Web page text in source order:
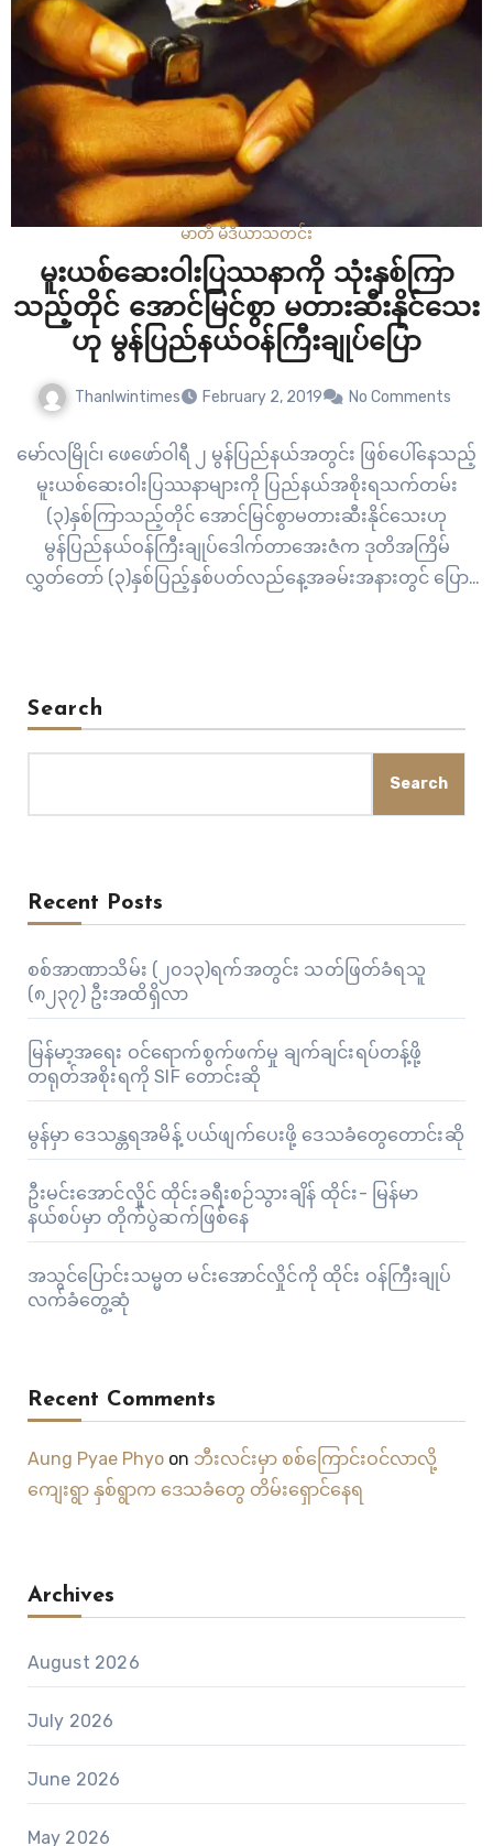
မာတီ မီဒီယာသတင်း
မူးယစ်ဆေးဝါးပြဿနာကို သုံးနှစ်ကြာ
သည့်တိုင် အောင်မြင်စွာ မတားဆီးနိုင်သေး
ဟု မွန်ပြည်နယ်ဝန်ကြီးချုပ်ပြော
Thanlwintimes February 2, 2019 No Comments
မော်လမြိုင်၊ ဖေဖော်ဝါရီ ၂ မွန်ပြည်နယ်အတွင်း ဖြစ်ပေါ်နေသည့်
မူးယစ်ဆေးဝါးပြဿနာများကို ပြည်နယ်အစိုးရသက်တမ်း
(၃)နှစ်ကြာသည့်တိုင် အောင်မြင်စွာမတားဆီးနိုင်သေးဟု
မွန်ပြည်နယ်ဝန်ကြီးချုပ်ဒေါက်တာအေးဇံက ဒုတိအကြိမ်
လွှတ်တော် (၃)နှစ်ပြည့်နှစ်ပတ်လည်နေ့အခမ်းအနားတွင် ပြော
အေးဇံက ပြောသည်။ “ကျွန်တော်တို့အစိုးရအဖွဲ့ရဲ့ အရေးယူ
ဆောင်ရွက်မှုတွေဟာ အင်မတန်ကိုများပြားတယ်ဆိုပေမယ့်လည်း
ထိန်းချုပ်နိုင်တဲ့အခြေအနေပဲရှိပြီးတော့ ပိုပြီးတိုးတက်အောင်မြင်
Search
Search
Recent Posts
စစ်အာဏာသိမ်း (၂၀၁၃)ရက်အတွင်း သတ်ဖြတ်ခံရသူ
(၈၂၃၇) ဦးအထိရှိလာ
မြန်မာ့အရေး ဝင်ရောက်စွက်ဖက်မှု ချက်ချင်းရပ်တန့်ဖို့
တရုတ်အစိုးရကို SIF တောင်းဆို
မွန်မှာ ဒေသန္တရအမိန့် ပယ်ဖျက်ပေးဖို့ ဒေသခံတွေတောင်းဆို
ဦးမင်းအောင်လှိုင် ထိုင်းခရီးစဉ်သွားချိန် ထိုင်း- မြန်မာ
နယ်စပ်မှာ တိုက်ပွဲဆက်ဖြစ်နေ
အသွင်ပြောင်းသမ္မတ မင်းအောင်လှိုင်ကို ထိုင်း ဝန်ကြီးချုပ်
လက်ခံတွေ့ဆုံ
Recent Comments
Aung Pyae Phyoon ဘီးလင်းမှာ စစ်ကြောင်းဝင်လာလို့
ကျေးရွာ နှစ်ရွာက ဒေသခံတွေ တိမ်းရှောင်နေရ
Archives
August 2026
July 2026
June 2026
May 2026